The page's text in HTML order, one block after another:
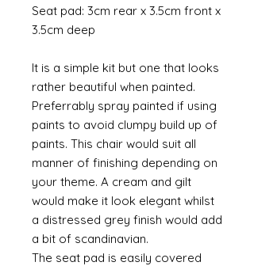
Seat pad: 3cm rear x 3.5cm front x
3.5cm deep
It is a simple kit but one that looks
rather beautiful when painted.
Preferrably spray painted if using
paints to avoid clumpy build up of
paints. This chair would suit all
manner of finishing depending on
your theme. A cream and gilt
would make it look elegant whilst
a distressed grey finish would add
a bit of scandinavian.
The seat pad is easily covered